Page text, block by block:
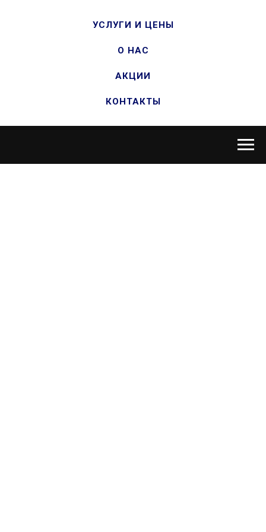
УСЛУГИ И ЦЕНЫ
О НАС
АКЦИИ
КОНТАКТЫ